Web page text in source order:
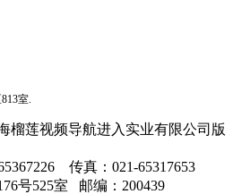
室.
海榴莲视频导航进入实业有限公司 版
传真：021-65317653
号525室 邮编：200439